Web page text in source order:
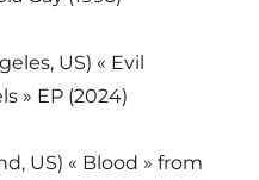
US) « Evil
» EP (2024)
US) « Blood » from